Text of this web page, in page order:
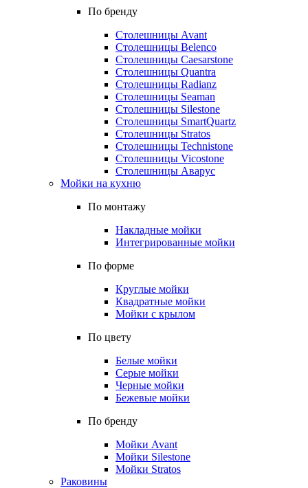
По бренду
Столешницы Avant
Столешницы Belenco
Столешницы Caesarstone
Столешницы Quantra
Столешницы Radianz
Столешницы Seaman
Столешницы Silestone
Столешницы SmartQuartz
Столешницы Stratos
Столешницы Technistone
Столешницы Vicostone
Столешницы Аварус
Мойки на кухню
По монтажу
Накладные мойки
Интегрированные мойки
По форме
Круглые мойки
Квадратные мойки
Мойки с крылом
По цвету
Белые мойки
Серые мойки
Черные мойки
Бежевые мойки
По бренду
Мойки Avant
Мойки Silestone
Мойки Stratos
Раковины